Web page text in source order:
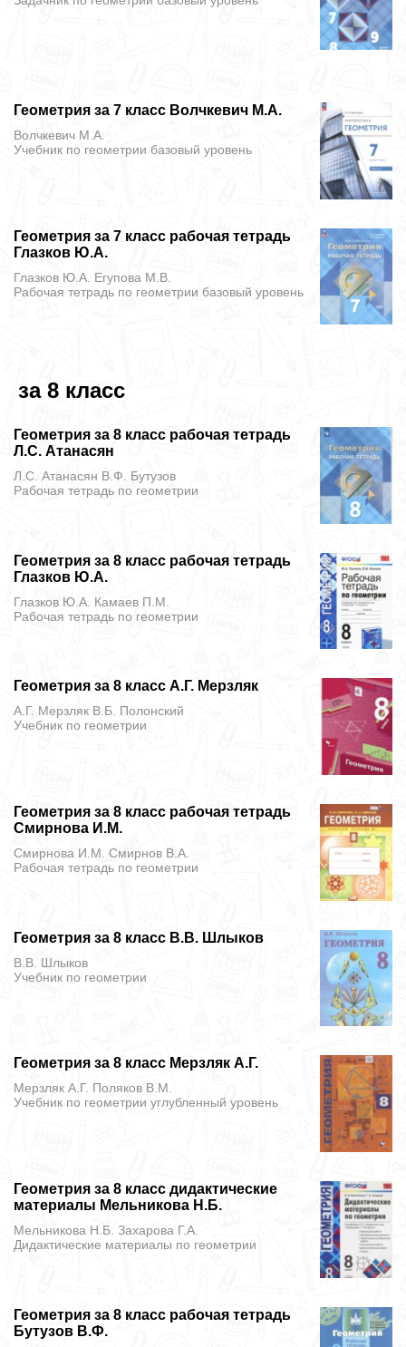
Геометрия за 7 класс Волчкевич М.А.
Волчкевич М.А.
Учебник по геометрии базовый уровень
Геометрия за 7 класс рабочая тетрадь
Глазков Ю.А.
Глазков Ю.А. Егупова М.В.
Рабочая тетрадь по геометрии базовый уровень
за 8 класс
Геометрия за 8 класс рабочая тетрадь
Л.С. Атанасян
Л.С. Атанасян В.Ф. Бутузов
Рабочая тетрадь по геометрии
Геометрия за 8 класс рабочая тетрадь
Глазков Ю.А.
Глазков Ю.А. Камаев П.М.
Рабочая тетрадь по геометрии
Геометрия за 8 класс А.Г. Мерзляк
А.Г. Мерзляк В.Б. Полонский
Учебник по геометрии
Геометрия за 8 класс рабочая тетрадь
Смирнова И.М.
Смирнова И.М. Смирнов В.А.
Рабочая тетрадь по геометрии
Геометрия за 8 класс В.В. Шлыков
В.В. Шлыков
Учебник по геометрии
Геометрия за 8 класс Мерзляк А.Г.
Мерзляк А.Г. Поляков В.М.
Учебник по геометрии углубленный уровень
Геометрия за 8 класс дидактические
материалы Мельникова Н.Б.
Мельникова Н.Б. Захарова Г.А.
Дидактические материалы по геометрии
Геометрия за 8 класс рабочая тетрадь
Бутузов В.Ф.